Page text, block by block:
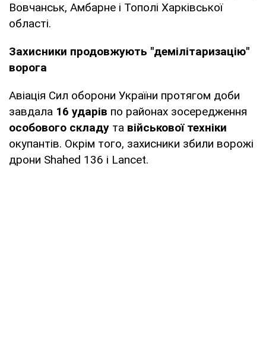
Вовчанськ, Амбарне і Тополі Харківської
області.
Захисники продовжують "демілітаризацію"
ворога
Авіація Сил оборони України протягом доби
завдала 16 ударів по районах зосередження
особового складу та військової техніки
окупантів. Окрім того, захисники збили ворожі
дрони Shahed 136 і Lancet.